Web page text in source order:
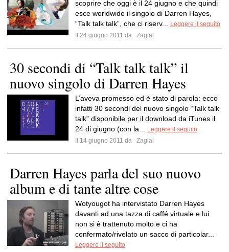
scoprire che oggi è il 24 giugno e che quindi
esce worldwide il singolo di Darren Hayes,
“Talk talk talk”, che ci riserv...
Leggere il seguito
Il 24 giugno 2011 da
Zagial
30 secondi di “Talk talk talk” il
nuovo singolo di Darren Hayes
L’aveva promesso ed è stato di parola: ecco
infatti 30 secondi del nuovo singolo “Talk talk
talk” disponibile per il download da iTunes il
24 di giugno (con la...
Leggere il seguito
Il 14 giugno 2011 da
Zagial
Darren Hayes parla del suo nuovo
album e di tante altre cose
Wotyougot ha intervistato Darren Hayes
davanti ad una tazza di caffé virtuale e lui
non si è trattenuto molto e ci ha
confermato/rivelato un sacco di particolar...
Leggere il seguito